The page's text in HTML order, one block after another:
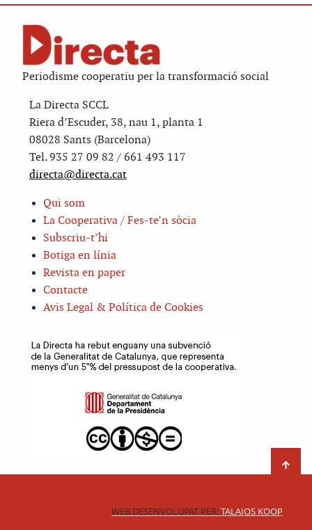
Periodisme cooperatiu per la transformació social
La Directa SCCL
Riera d’Escuder, 38, nau 1, planta 1
08028 Sants (Barcelona)
Tel. 935 27 09 82 / 661 493 117
directa@directa.cat
Qui som
La Cooperativa / Fes-te’n sòcia
Subscriu-t’hi
Botiga en línia
Revista en paper
Contacte
Avis Legal & Política de Cookies
WEB DESENVOLUPAT PER:TALAIOS KOOP